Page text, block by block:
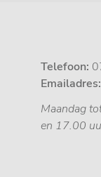
Telefoon:
Emailadres:
Maandag
en 17.00